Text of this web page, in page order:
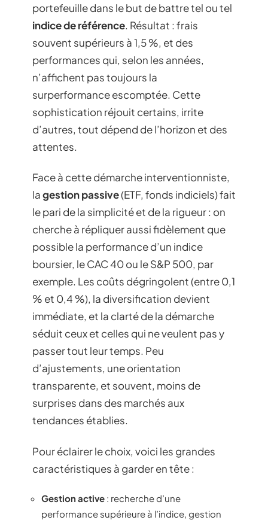
portefeuille dans le but de battre tel ou tel
indice de référence. Résultat : frais
souvent supérieurs à 1,5 %, et des
performances qui, selon les années,
n’affichent pas toujours la
surperformance escomptée. Cette
sophistication réjouit certains, irrite
d’autres, tout dépend de l’horizon et des
attentes.
Face à cette démarche interventionniste,
lagestion passive(ETF, fonds indiciels) fait
le pari de la simplicité et de la rigueur : on
cherche à répliquer aussi fidèlement que
possible la performance d’un indice
boursier, le CAC 40 ou le S&P 500, par
exemple. Les coûts dégringolent (entre 0,1
% et 0,4 %), la diversification devient
immédiate, et la clarté de la démarche
séduit ceux et celles qui ne veulent pas y
passer tout leur temps. Peu
d’ajustements, une orientation
transparente, et souvent, moins de
surprises dans des marchés aux
tendances établies.
Pour éclairer le choix, voici les grandes
caractéristiques à garder en tête :
Gestion active : recherche d’une
performance supérieure à l’indice, gestion